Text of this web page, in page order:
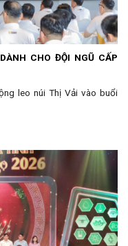
CHO ĐỘI NGŨ CẤP
leo núi Thị Vải vào buổi